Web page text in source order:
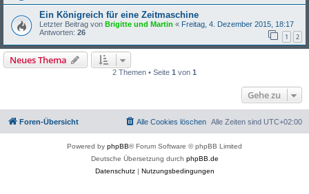
Ein Königreich für eine Zeitmaschine
Letzter Beitrag von Brigitte und Martin « Freitag, 4. Dezember 2015, 18:17
Antworten: 26 1 2
Neues Thema
2 Themen • Seite 1 von 1
Gehe zu
Foren-Übersicht Alle Zeiten sind UTC+02:00
Alle Cookies löschen
Powered by phpBB® Forum Software © phpBB Limited
Deutsche Übersetzung durch phpBB.de
Datenschutz| Nutzungsbedingungen